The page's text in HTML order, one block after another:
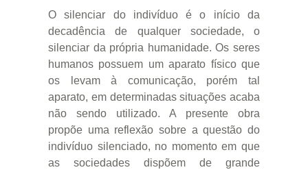
O silenciar do indivíduo é o início da
decadência de qualquer sociedade, o
silenciar da própria humanidade. Os seres
humanos possuem um aparato físico que
os levam à comunicação, porém tal
aparato, em determinadas situações acaba
não sendo utilizado. A presente obra
propõe uma reflexão sobre a questão do
indivíduo silenciado, no momento em que
as sociedades dispõem de grande